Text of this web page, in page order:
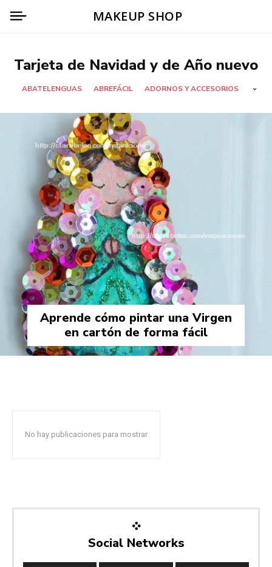
MAKEUP SHOP
Tarjeta de Navidad y de Año nuevo
ABATELENGUAS ABREFÁCIL ADORNOS Y ACCESORIOS
Aprende cómo pintar una Virgen
en cartón de forma fácil
No hay publicaciones para mostrar
Social Networks